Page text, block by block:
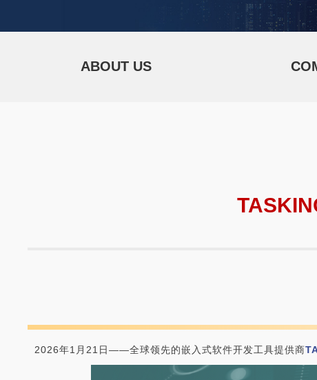
ABOUT US
2026年1月21日——全球领先的嵌入式软件开发工具提供商